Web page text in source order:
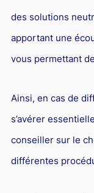
des solutions
apportant une
vous permettant
Ainsi, en cas de
s’avérer
conseiller sur le
différentes